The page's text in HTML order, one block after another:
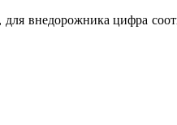
внедорожника цифра